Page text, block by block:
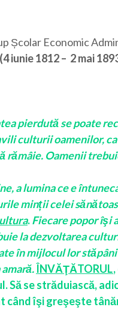
Școlar Economic
(4 iunie 1812 – 2 mai
pierdută se poate
culturii oamenilor,
rămâie. Oamenii
a lumina ce e
minții celei
.Fiecare popor îşi
la dezvoltarea
în mijlocul lor
ÎNVĂŢĂTORUL
se străduiască,
îşi greşeşte